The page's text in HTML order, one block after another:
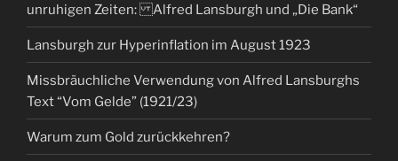
unruhigen Zeiten: Alfred Lansburgh und „Die Bank“
Lansburgh zur Hyperinflation im August 1923
Missbräuchliche Verwendung von Alfred Lansburghs
Text “Vom Gelde” (1921/23)
Warum zum Gold zurückkehren?